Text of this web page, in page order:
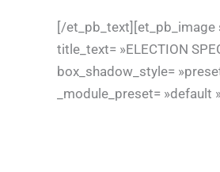
[/
title_text= »ELECTION
box_shadow_style=
_module_preset=